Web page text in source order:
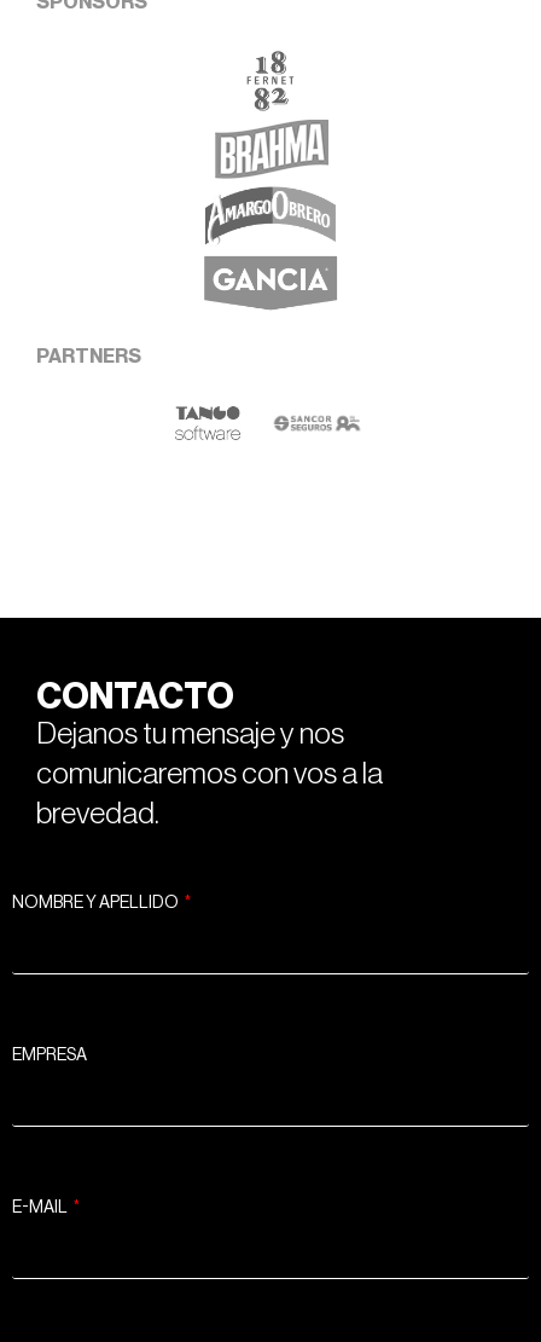
PARTNERS
CONTACTO
Dejanos tu mensaje y nos
comunicaremos con vos a la
brevedad.
NOMBRE Y APELLIDO
EMPRESA
E-MAIL